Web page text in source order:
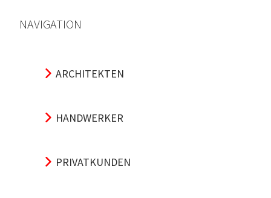
NAVIGATION
ARCHITEKTEN
HANDWERKER
PRIVATKUNDEN